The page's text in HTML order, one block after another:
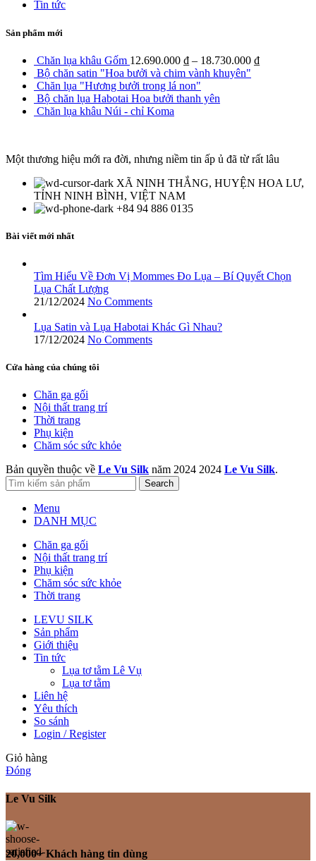
Tin tức
Sản phẩm mới
Chăn lụa khâu Gốm 12.690.000 ₫ – 18.730.000 ₫
Bộ chăn satin "Hoa bưởi và chim vành khuyên"
Chăn lụa "Hương bưởi trong lá non"
Bộ chăn lụa Habotai Hoa bưởi thanh yên
Chăn lụa khâu Núi - chỉ Koma
Một thương hiệu mới ra đời, nhưng niềm tin ấp ủ đã từ rất lâu
XÃ NINH THẮNG, HUYỆN HOA LƯ,
TỈNH NINH BÌNH, VIỆT NAM
+84 94 886 0135
Bài viết mới nhất
Tìm Hiểu Về Đơn Vị Mommes Đo Lụa – Bí Quyết Chọn
Lụa Chất Lượng
21/12/2024 No Comments
Lụa Satin và Lụa Habotai Khác Gì Nhau?
17/12/2024 No Comments
Cửa hàng của chúng tôi
Chăn ga gối
Nội thất trang trí
Thời trang
Phụ kiện
Chăm sóc sức khỏe
Bản quyền thuộc về Le Vu Silk năm 2024 2024 Le Vu Silk.
Search
Menu
DANH MỤC
Chăn ga gối
Nội thất trang trí
Phụ kiện
Chăm sóc sức khỏe
Thời trang
LEVU SILK
Sản phẩm
Giới thiệu
Tin tức
Lụa tơ tằm Lê Vụ
Lụa tơ tằm
Liên hệ
Yêu thích
So sánh
Login / Register
Giỏ hàng
Đóng
Le Vu Silk
20,000+ Khách hàng tin dùng